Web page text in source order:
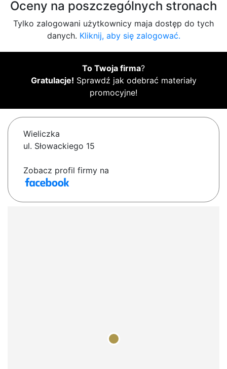
Oceny na poszczególnych stronach
Tylko zalogowani użytkownicy maja dostęp do tych
danych. Kliknij, aby się zalogować.
To Twoja firma?
Gratulacje! Sprawdź jak odebrać materiały
promocyjne!
Wieliczka
ul. Słowackiego 15
Zobacz profil firmy na